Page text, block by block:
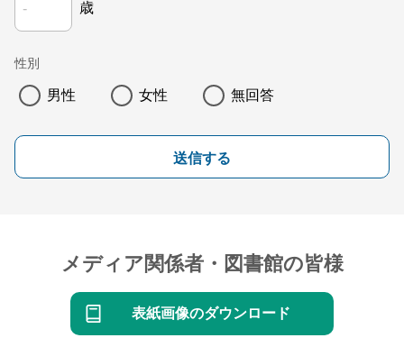
歳
性別
男性 女性 無回答
送信する
メディア関係者・図書館の皆様
表紙画像のダウンロード